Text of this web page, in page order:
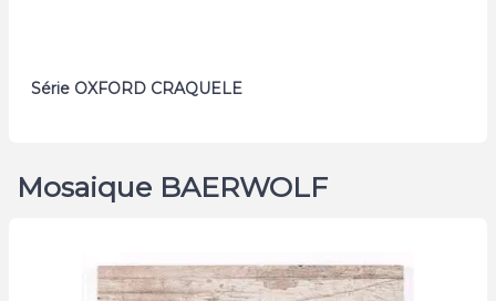
Série OXFORD CRAQUELE
Mosaique BAERWOLF